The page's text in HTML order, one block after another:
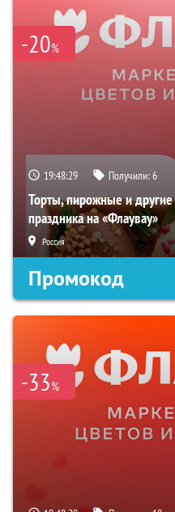
-20%
19:48:28 Получили:6
Торты, пирожные и другие
праздника на «Флаувау»
Россия
Промокод
-33%